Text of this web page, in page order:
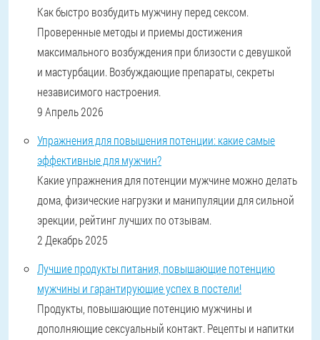
Как быстро возбудить мужчину перед сексом.
Проверенные методы и приемы достижения
максимального возбуждения при близости с девушкой
и мастурбации. Возбуждающие препараты, секреты
независимого настроения.
9 Апрель 2026
Упражнения для повышения потенции: какие самые
эффективные для мужчин?
Какие упражнения для потенции мужчине можно делать
дома, физические нагрузки и манипуляции для сильной
эрекции, рейтинг лучших по отзывам.
2 Декабрь 2025
Лучшие продукты питания, повышающие потенцию
мужчины и гарантирующие успех в постели!
Продукты, повышающие потенцию мужчины и
дополняющие сексуальный контакт. Рецепты и напитки